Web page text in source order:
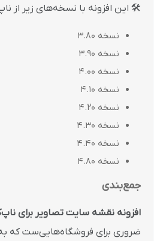
🛠️ این افزونه با نسخه‌های زیر از
نسخه 3.80
نسخه 3.90
نسخه 4.00
نسخه 4.10
نسخه 4.20
نسخه 4.30
نسخه 4.40
نسخه 4.80
جمع‌بندی
افزونه نقشه سایت تصاویر برای
ضروری برای فروشگاه‌هایی‌ست که